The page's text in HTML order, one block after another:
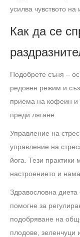
усилва чувството на
Как да се
Подобрете съня –
редовен режим и
приема на кофеин и
преди лягане.
Управление на
управление на
йога. Тези практики
настроението и
Здравословна
помогне за
подобряване на
плодове, зеленчуци